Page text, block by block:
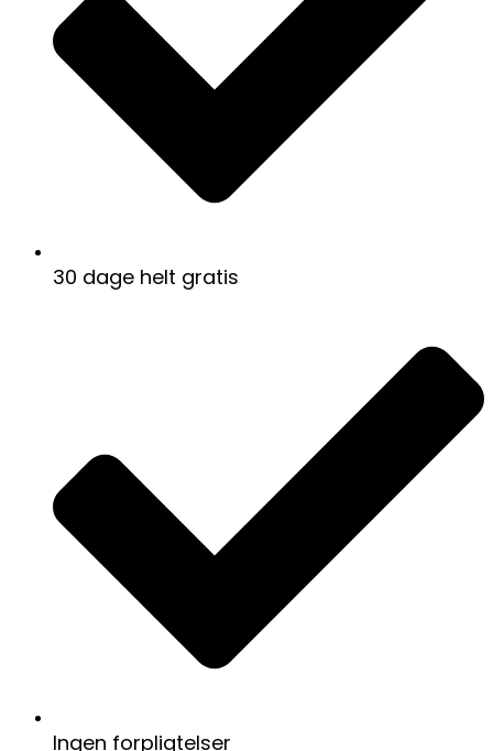
30 dage helt gratis
Ingen forpligtelser